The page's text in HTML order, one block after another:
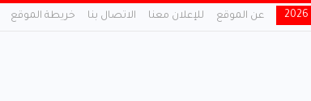
عن الموقع للإعلان معنا الاتصال بنا خريطة الموقع